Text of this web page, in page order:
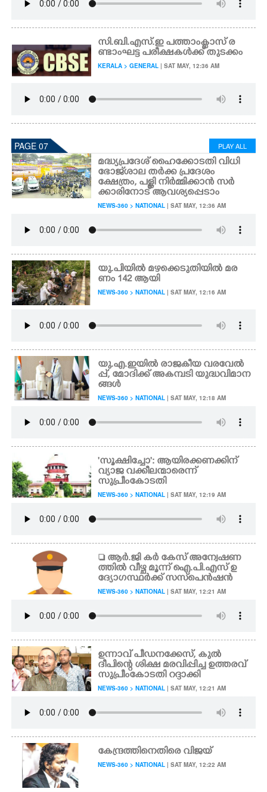
സി.ബി.എസ്.ഇ പത്താംക്ലാസ് ര
ണ്ടാംഘട്ട പരീക്ഷകൾക്ക് തുടക്കം
KERALA > GENERAL | SAT MAY, 12:36 AM
PAGE 07 PLAY ALL
മദ്ധ്യപ്രദേശ് ഹൈക്കോടതി വിധി
ഭോജ്‌ശാല തർക്ക പ്രദേശം
ക്ഷേത്രം, പള്ളി നിർമ്മിക്കാൻ സർ
ക്കാരിനോട് ആവശ്യപ്പെടാം
NEWS-360 > NATIONAL | SAT MAY, 12:36 AM
യു.പിയിൽ മഴക്കെടുതിയിൽ മര
ണം 142 ആയി
NEWS-360 > NATIONAL | SAT MAY, 12:16 AM
യു.എ.ഇയിൽ രാജകീയ വരവേൽ
പ്പ്, മോദിക്ക് അകമ്പടി യുദ്ധവിമാന
ങ്ങൾ
NEWS-360 > NATIONAL | SAT MAY, 12:18 AM
'സൂക്ഷിച്ചോ': ആയിരക്കണക്കിന്
വ്യാജ വക്കീലന്മാരെന്ന്
സുപ്രീംകോടതി
NEWS-360 > NATIONAL | SAT MAY, 12:19 AM
 ആർ.ജി കർ കേസ് അന്വേഷണ
ത്തിൽ വീഴ്ച മൂന്ന് ഐ.പി.എസ് ഉ
ദ്യോഗസ്ഥർക്ക് സസ്‌പെൻഷൻ
NEWS-360 > NATIONAL | SAT MAY, 12:21 AM
ഉന്നാവ് പീഡനക്കേസ്, കുൽ
ദീപിന്റെ ശിക്ഷ മരവിപ്പിച്ച ഉത്തരവ്
സുപ്രീംകോടതി റദ്ദാക്കി
NEWS-360 > NATIONAL | SAT MAY, 12:21 AM
കേന്ദ്രത്തിനെതിരെ വിജയ്
NEWS-360 > NATIONAL | SAT MAY, 12:22 AM